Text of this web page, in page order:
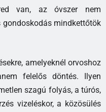
van, az óvszer nem
gondoskodás mindkettőtök
amelyeknél orvoshoz
felelős döntés. Ilyen
szagú folyás, a túrós,
vizeléskor, a közösülés